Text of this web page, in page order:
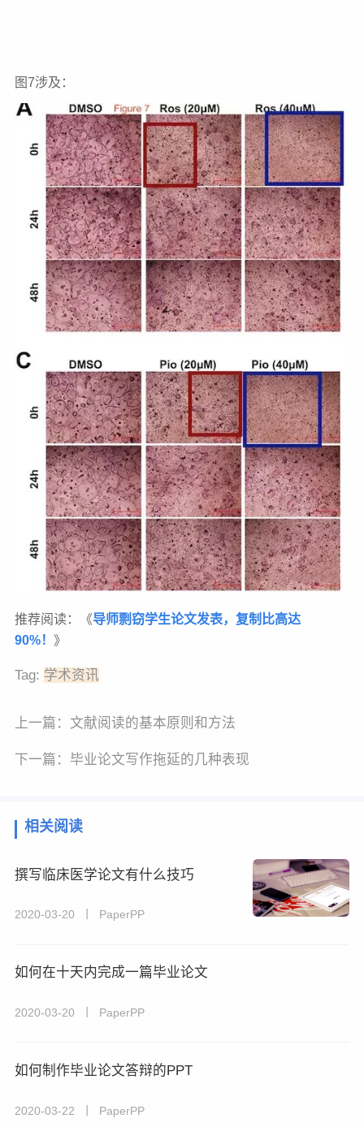
图7涉及：
推荐阅读：《导师剽窃学生论文发表，复制比高达
90%！ 》
Tag: 学术资讯
上一篇： 文献阅读的基本原则和方法
下一篇： 毕业论文写作拖延的几种表现
相关阅读
撰写临床医学论文有什么技巧
2020-03-20 丨 PaperPP
如何在十天内完成一篇毕业论文
2020-03-20 丨 PaperPP
如何制作毕业论文答辩的PPT
2020-03-22 丨 PaperPP